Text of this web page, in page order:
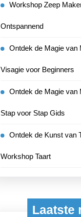
Workshop Zeep
Ontspannend
Ontdek de Magie van
Visagie voor Beginners
Ontdek de Magie van
Stap voor Stap Gids
Ontdek de Kunst van
Workshop Taart
Laatste